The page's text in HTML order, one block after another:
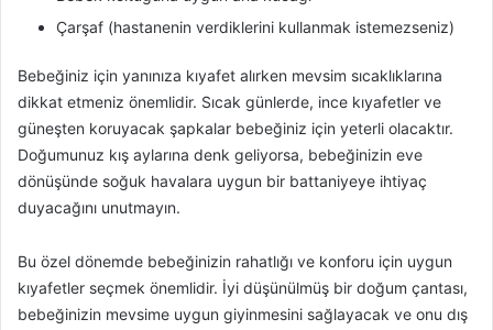
Çarşaf (hastanenin verdiklerini kullanmak istemezseniz)
Bebeğiniz için yanınıza kıyafet alırken mevsim sıcaklıklarına
dikkat etmeniz önemlidir. Sıcak günlerde, ince kıyafetler ve
güneşten koruyacak şapkalar bebeğiniz için yeterli olacaktır.
Doğumunuz kış aylarına denk geliyorsa, bebeğinizin eve
dönüşünde soğuk havalara uygun bir battaniyeye ihtiyaç
duyacağını unutmayın.
Bu özel dönemde bebeğinizin rahatlığı ve konforu için uygun
kıyafetler seçmek önemlidir. İyi düşünülmüş bir doğum çantası,
bebeğinizin mevsime uygun giyinmesini sağlayacak ve onu dış